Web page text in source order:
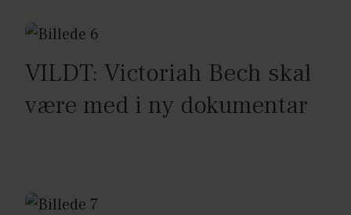
VILDT: Victoriah Bech skal
være med i ny dokumentar